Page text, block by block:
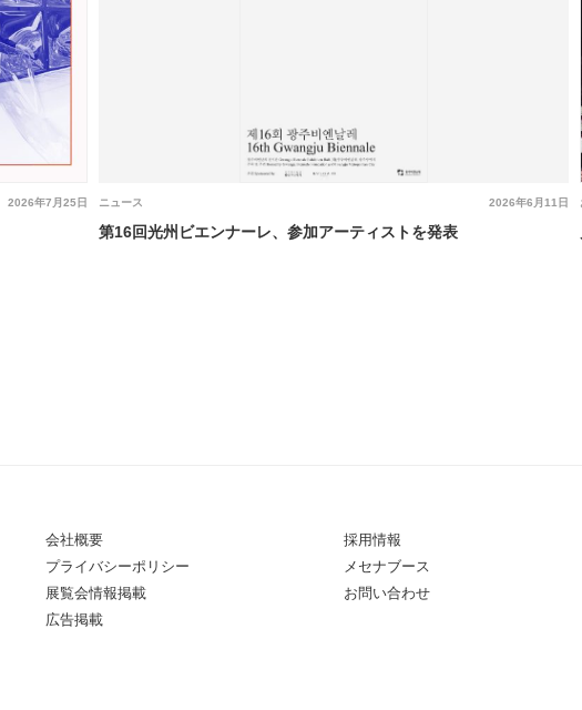
2026年7月25日 2026年6月11日
ニュース
第16回光州ビエンナーレ、参加アーティストを発表
会社概要
プライバシーポリシー
展覧会情報掲載
広告掲載
採用情報
メセナブース
お問い合わせ